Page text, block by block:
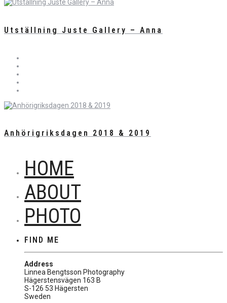
Utställning Juste Gallery – Anna
Anhörigriksdagen 2018 & 2019
HOME
ABOUT
PHOTO
FIND ME
Address
Linnea Bengtsson Photography
Hägerstensvägen 163 B
S-126 53 Hägersten
Sweden